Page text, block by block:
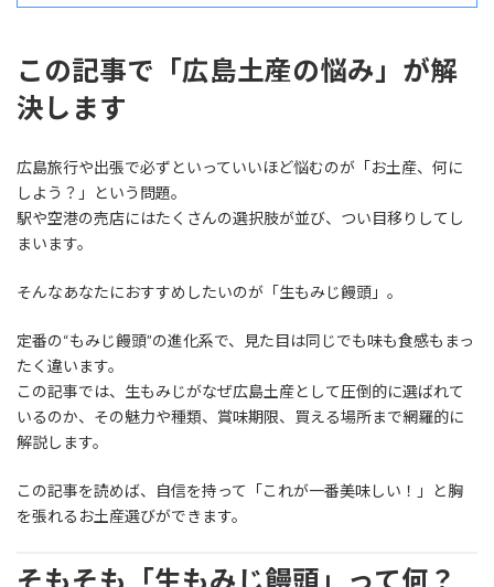
この記事で「広島土産の悩み」が解
決します
広島旅行や出張で必ずといっていいほど悩むのが「お土産、何に
しよう？」という問題。
駅や空港の売店にはたくさんの選択肢が並び、つい目移りしてし
まいます。
そんなあなたにおすすめしたいのが「生もみじ饅頭」。
定番の“もみじ饅頭”の進化系で、見た目は同じでも味も食感もまっ
たく違います。
この記事では、生もみじがなぜ広島土産として圧倒的に選ばれて
いるのか、その魅力や種類、賞味期限、買える場所まで網羅的に
解説します。
この記事を読めば、自信を持って「これが一番美味しい！」と胸
を張れるお土産選びができます。
そもそも「生もみじ饅頭」って何？